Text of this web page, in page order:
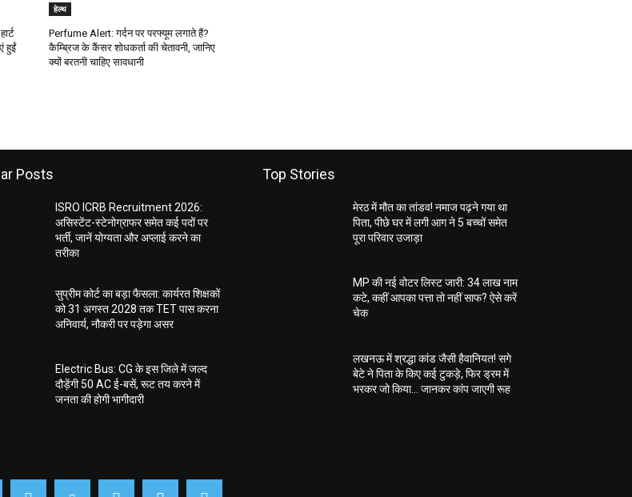
हुईं
हेल्थ
Perfume Alert: गर्दन पर परफ्यूम लगाते हैं?
कैम्ब्रिज के कैंसर शोधकर्ता की चेतावनी, जानिए
क्यों बरतनी चाहिए सावधानी
Posts
ISRO ICRB Recruitment 2026:
असिस्टेंट-स्टेनोग्राफर समेत कई पदों पर
भर्ती, जानें योग्यता और अप्लाई करने का
तरीका
सुप्रीम कोर्ट का बड़ा फैसला: कार्यरत शिक्षकों
को 31 अगस्त 2028 तक TET पास करना
अनिवार्य, नौकरी पर पड़ेगा असर
Electric Bus: CG के इस जिले में जल्द
दौड़ेंगी 50 AC ई-बसें, रूट तय करने में
जनता की होगी भागीदारी
Top Stories
मेरठ में मौत का तांडव! नमाज पढ़ने गया था
पिता, पीछे घर में लगी आग ने 5 बच्चों समेत
पूरा परिवार उजाड़ा
MP की नई वोटर लिस्ट जारी: 34 लाख नाम
कटे, कहीं आपका पत्ता तो नहीं साफ? ऐसे करें
चेक
लखनऊ में श्रद्धा कांड जैसी हैवानियत! सगे
बेटे ने पिता के किए कई टुकड़े, फिर ड्रम में
भरकर जो किया… जानकर कांप जाएगी रूह